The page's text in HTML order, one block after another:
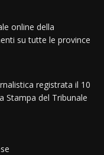
online della
su tutte le province
registrata il 10
Stampa del Tribunale